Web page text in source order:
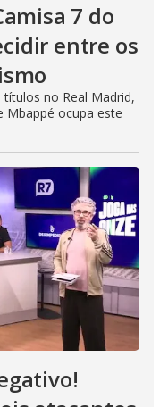
7 do
entre os
no Real Madrid,
Mbappé ocupa este